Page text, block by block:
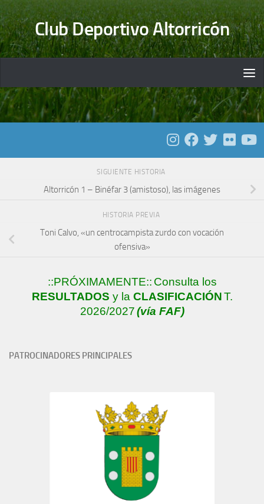
Saltar al contenido
Club Deportivo Altorricón
SIGUIENTE HISTORIA
Altorricón 1 – Binéfar 3 (amistoso), las imágenes
HISTORIA PREVIA
Toni Calvo, «un centrocampista zurdo con vocación
ofensiva»
::PRÓXIMAMENTE:: Consulta los
RESULTADOS y la CLASIFICACIÓNT.
2026/2027(vía FAF)
PATROCINADORES PRINCIPALES